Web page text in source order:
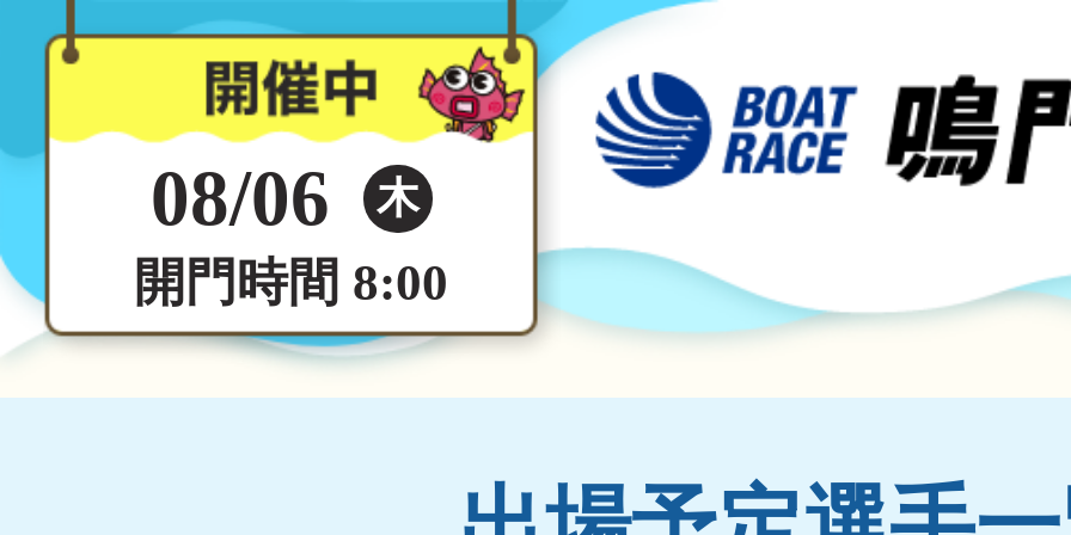
08/06 木
開門時間 8:00